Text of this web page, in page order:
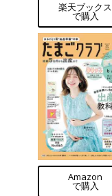
楽天ブックス
で購入
Amazon
で購入